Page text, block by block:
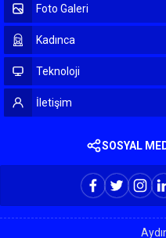
Foto Galeri
Kadınca
Teknoloji
İletişim
SOSYAL